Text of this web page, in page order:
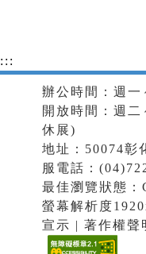
:::
辦公時間：週
開放時間：週
休展)
地址：50074彰
服電話：
最佳瀏覽狀態
螢幕解析度
宣示 | 著作權聲